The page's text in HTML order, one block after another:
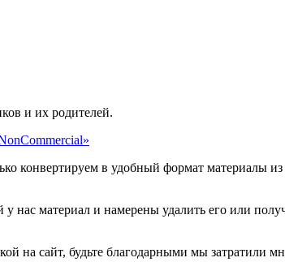
и их родителей.
конвертируем в удобный формат материалы
нас материал и намерены удалить его или
на сайт, будьте благодарными мы